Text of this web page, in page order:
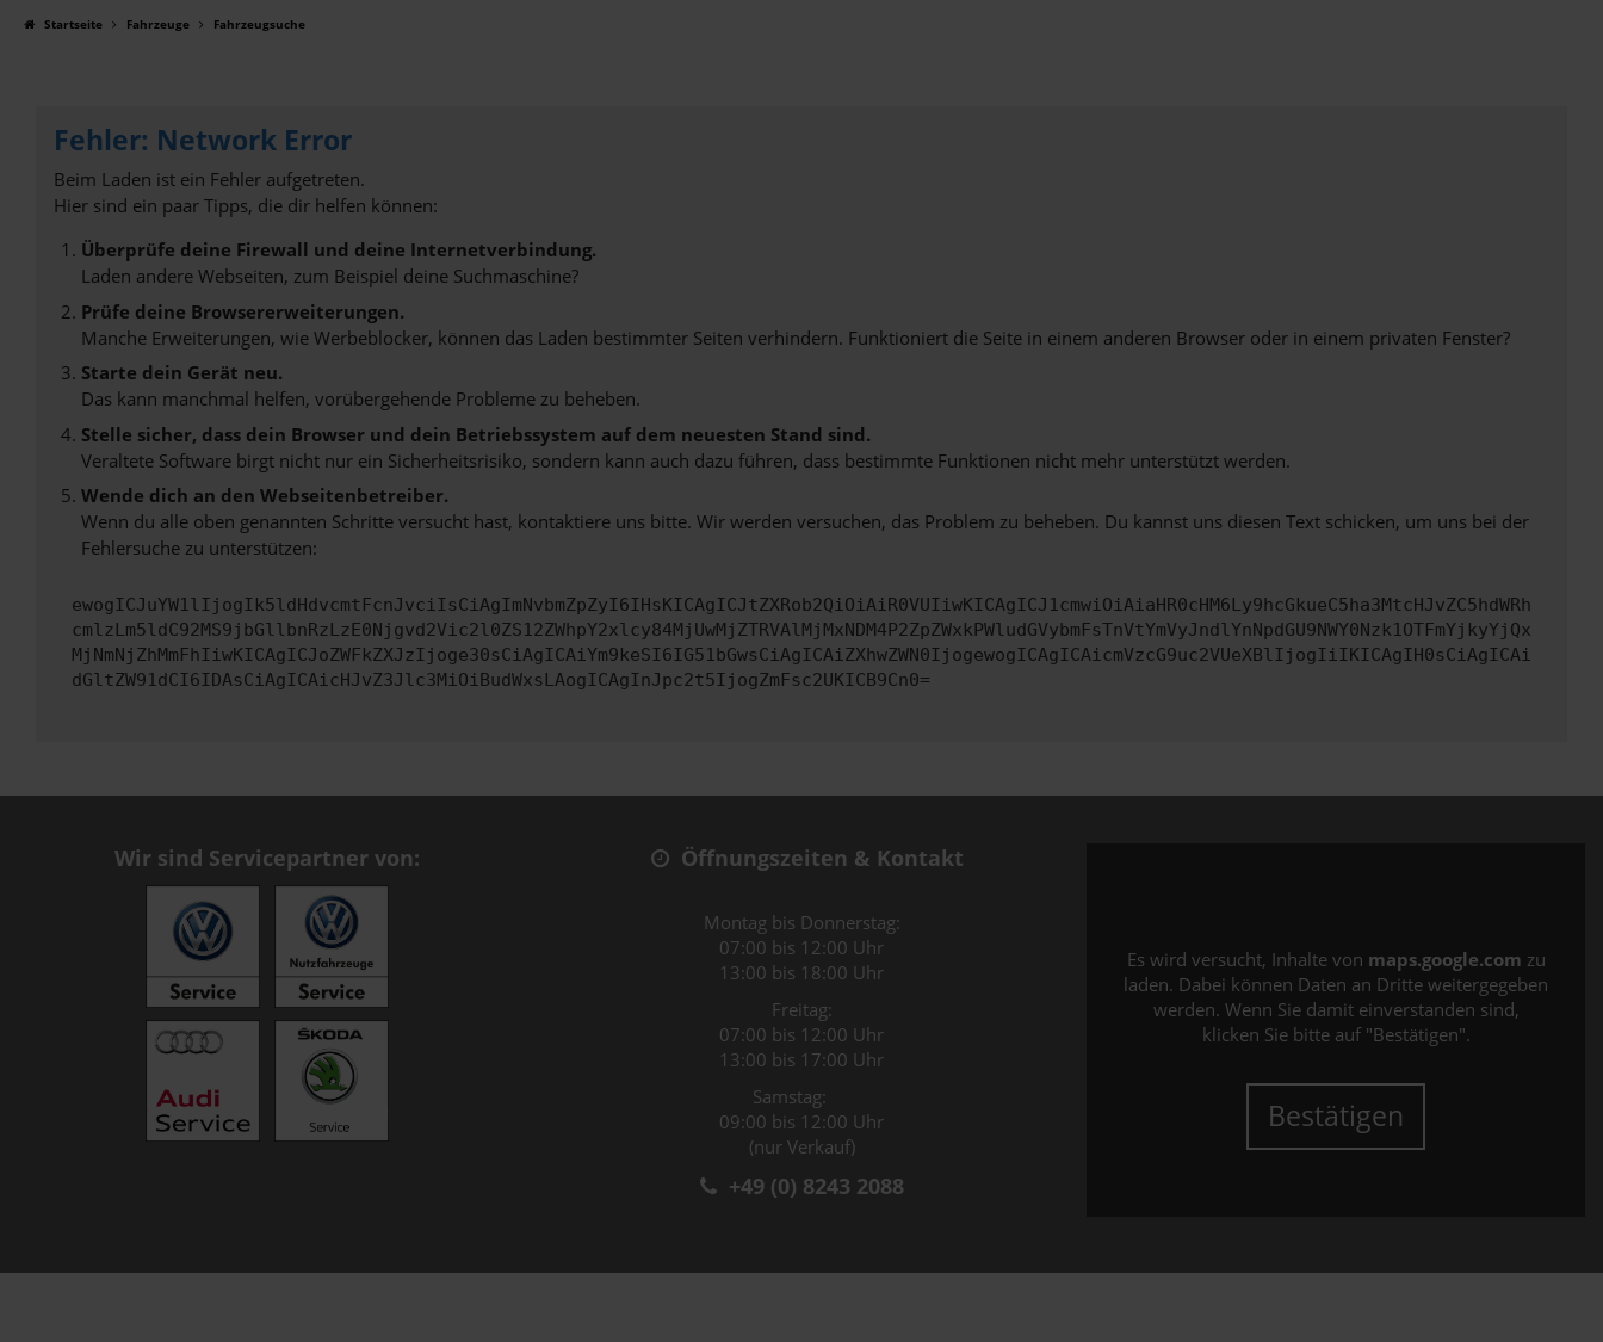
Startseite Fahrzeuge Fahrzeugsuche
Fehler: Network Error
Beim Laden ist ein Fehler aufgetreten.
Hier sind ein paar Tipps, die dir helfen können:
Überprüfe deine Firewall und deine Internetverbindung.
Laden andere Webseiten, zum Beispiel deine Suchmaschine?
Prüfe deine Browsererweiterungen.
Manche Erweiterungen, wie Werbeblocker, können das Laden bestimmter Seiten verhindern. Funktioniert die Seite in einem anderen Browser oder in einem privaten Fenster?
Starte dein Gerät neu.
Das kann manchmal helfen, vorübergehende Probleme zu beheben.
Stelle sicher, dass dein Browser und dein Betriebssystem auf dem neuesten Stand sind.
Veraltete Software birgt nicht nur ein Sicherheitsrisiko, sondern kann auch dazu führen, dass bestimmte Funktionen nicht mehr unterstützt werden.
Wende dich an den Webseitenbetreiber.
Wenn du alle oben genannten Schritte versucht hast, kontaktiere uns bitte. Wir werden versuchen, das Problem zu beheben. Du kannst uns diesen Text schicken, um uns bei der
Fehlersuche zu unterstützen:
ewogICJuYW1lIjogIk5ldHdvcmtFcnJvciIsCiAgImNvbmZpZyI6IHsKICAgICJtZXRob2QiOiAiR0VUIiwKICAgICJ1cmwiOiAiaHR0cHM6Ly9hcGkueC5ha3MtcHJvZC5hdWRh
cmlzLm5ldC92MS9jbGllbnRzLzE0Njgvd2Vic2l0ZS12ZWhpY2xlcy84MjUwMjZTRVAlMjMxNDM4P2ZpZWxkPWludGVybmFsTnVtYmVyJndlYnNpdGU9NWY0Nzk1OTFmYjkyYjQx
MjNmNjZhMmFhIiwKICAgICJoZWFkZXJzIjoge30sCiAgICAiYm9keSI6IG51bGwsCiAgICAiZXhwZWN0IjogewogICAgICAicmVzcG9uc2VUeXBlIjogIiIKICAgIH0sCiAgICAi
dGltZW91dCI6IDAsCiAgICAicHJvZ3Jlc3MiOiBudWxsLAogICAgInJpc2t5IjogZmFsc2UKICB9Cn0=
Wir sind Servicepartner von: Öffnungszeiten & Kontakt
Montag bis Donnerstag:
07:00 bis 12:00 Uhr
13:00 bis 18:00 Uhr
Freitag:
07:00 bis 12:00 Uhr
13:00 bis 17:00 Uhr
Samstag:
09:00 bis 12:00 Uhr
(nur Verkauf)
+49 (0) 8243 2088
Es wird versucht, Inhalte von maps.google.com zu
laden. Dabei können Daten an Dritte weitergegeben
werden. Wenn Sie damit einverstanden sind,
klicken Sie bitte auf "Bestätigen".
Bestätigen